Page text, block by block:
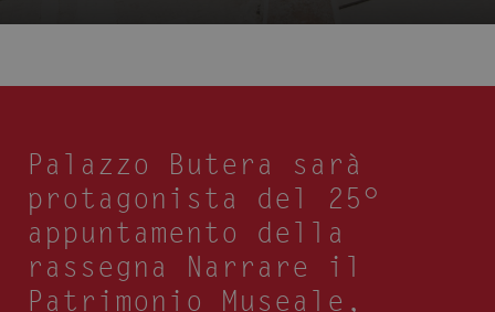
Palazzo Butera sarà
protagonista del 25°
appuntamento della
rassegna Narrare il
Patrimonio Museale,